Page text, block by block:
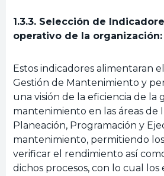
1.3.3. Selección de
operativo de la organización:
Estos indicadores alimentaran
Gestión de Mantenimiento y
una visión de la eficiencia de la
mantenimiento en las áreas de
Planeación, Programación y
mantenimiento, permitiendo
verificar el rendimiento así
dichos procesos, con lo cual